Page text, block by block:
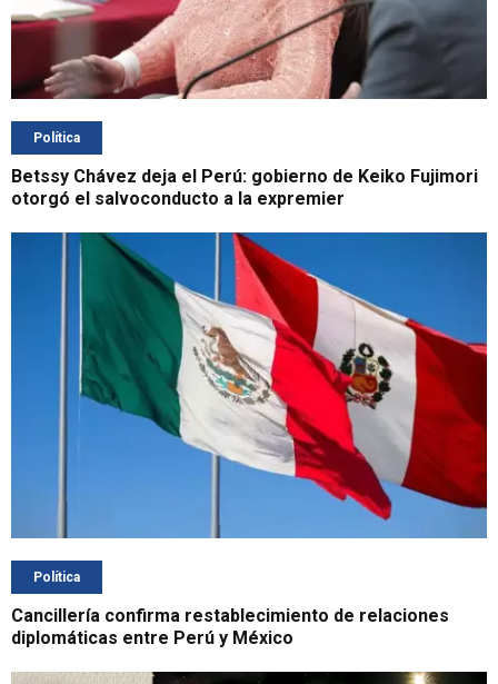
Política
Betssy Chávez deja el Perú: gobierno de Keiko Fujimori
otorgó el salvoconducto a la expremier
Política
Cancillería confirma restablecimiento de relaciones
diplomáticas entre Perú y México